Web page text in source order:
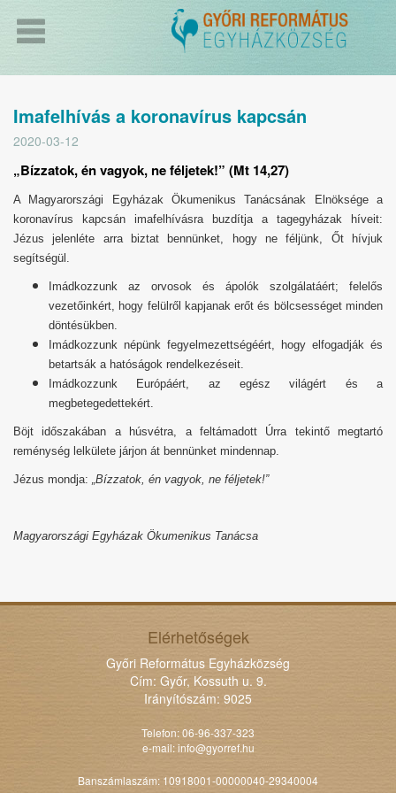
Imafelhívás a koronavírus kapcsán
2020-03-12
„Bízzatok, én vagyok, ne féljetek!” (Mt 14,27)
A Magyarországi Egyházak Ökumenikus Tanácsának Elnöksége a
koronavírus kapcsán imafelhívásra buzdítja a tagegyházak híveit:
Jézus jelenléte arra biztat bennünket, hogy ne féljünk, Őt hívjuk
segítségül.
Imádkozzunk az orvosok és ápolók szolgálatáért; felelős
vezetőinkért, hogy felülről kapjanak erőt és bölcsességet minden
döntésükben.
Imádkozzunk népünk fegyelmezettségéért, hogy elfogadják és
betartsák a hatóságok rendelkezéseit.
Imádkozzunk Európáért, az egész világért és a
megbetegedettekért.
Böjt időszakában a húsvétra, a feltámadott Úrra tekintő megtartó
reménység lelkülete járjon át bennünket mindennap.
Jézus mondja: „Bízzatok, én vagyok, ne féljetek!”
Magyarországi Egyházak Ökumenikus Tanácsa
Elérhetőségek
Győri Református Egyházközség
Cím: Győr, Kossuth u. 9.
Irányítószám: 9025
Telefon: 06-96-337-323
e-mail:info@gyorref.hu
Banszámlaszám: 10918001-00000040-29340004